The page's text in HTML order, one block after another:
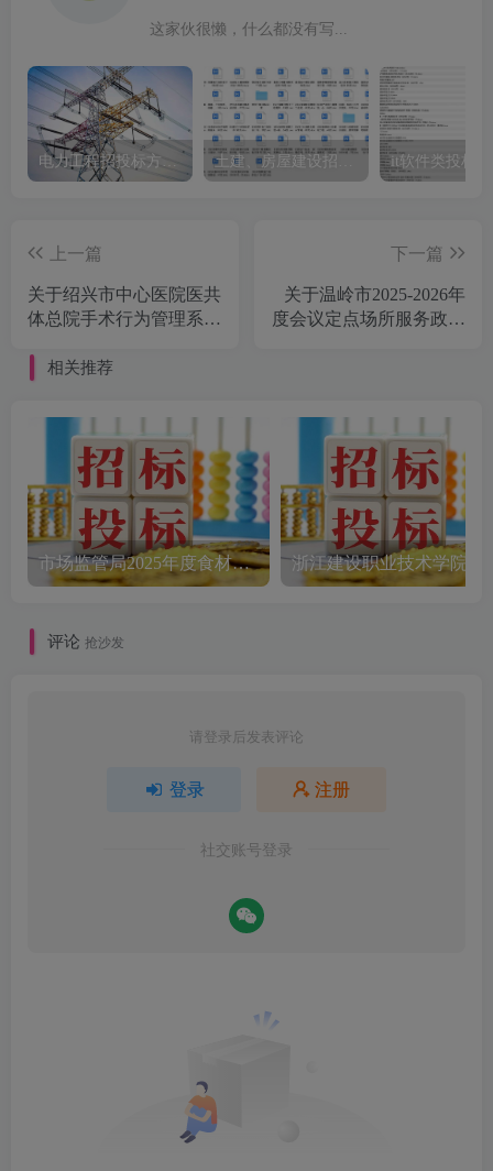
这家伙很懒，什么都没有写...
it软件类投标
上一篇
关于绍兴市中心医院医共
体总院手术行为管理系统
二次）[浙江中兴工程项
下一篇
关于温岭市2025-2026年
度会议定点场所服务政府
相关推荐
市场监管局2025年度食材配送采购公告
评论 抢沙发
请登录后发表评论
登录 注册
社交账号登录